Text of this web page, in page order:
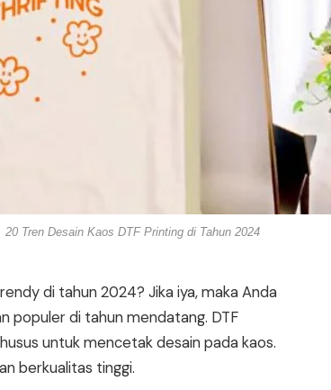
20 Tren Desain Kaos DTF Printing di Tahun 2024
di tahun 2024? Jika iya, maka Anda
populer di tahun mendatang. DTF
untuk mencetak desain pada kaos.
berkualitas tinggi.